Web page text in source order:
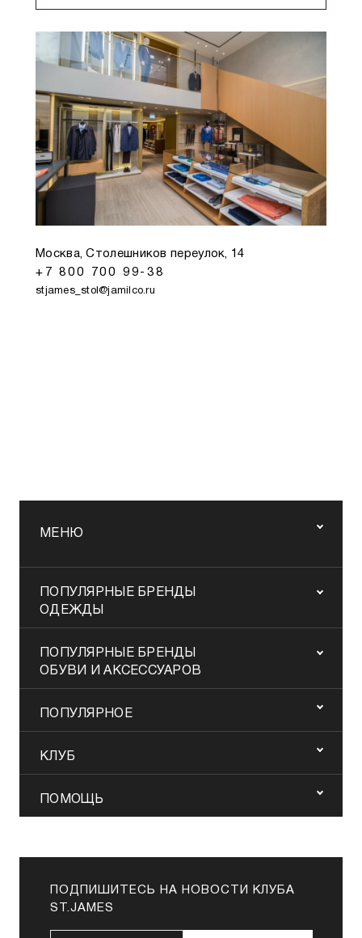
Москва, Столешников переулок, 14
+7 800 700 99-38
stjames_stol@jamilco.ru
МЕНЮ
ПОПУЛЯРНЫЕ БРЕНДЫ
ОДЕЖДЫ
ПОПУЛЯРНЫЕ БРЕНДЫ
ОБУВИ И АКСЕССУАРОВ
ПОПУЛЯРНОЕ
КЛУБ
ПОМОЩЬ
ПОДПИШИТЕСЬ НА НОВОСТИ КЛУБА
ST.JAMES